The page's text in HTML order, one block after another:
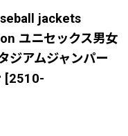
jackets
ユニセックス男女
ジアムジャンパー
[2510-